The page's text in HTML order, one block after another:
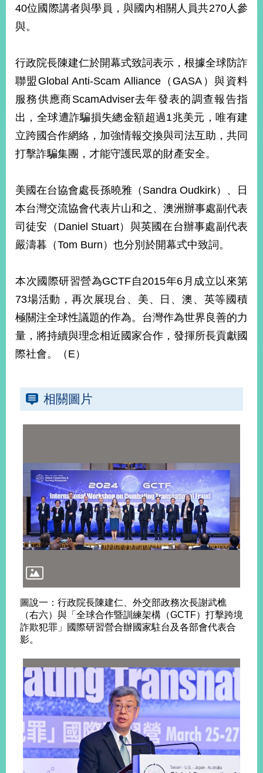
照
回
頁
網
站
導
覽
關
於
本
部
新
聞
心
外
交
資
訊
國
與
地
國
服
務
關
站
部
長
信
箱
粉
絲
專
頁
Instagram
X平台
(原推特)
40位國際講者與學員，與國內相關人員共270人參
與。
行政院長陳建仁於開幕式致詞表示，根據全球防詐
聯盟Global Anti-Scam Alliance（GASA）與資料
服務供應商ScamAdviser去年發表的調查報告指
出，全球遭詐騙損失總金額超過1兆美元，唯有建
立跨國合作網絡，加強情報交換與司法互助，共同
打擊詐騙集團，才能守護民眾的財產安全。
美國在台協會處長孫曉雅（Sandra Oudkirk）、日
本台灣交流協會代表片山和之、澳洲辦事處副代表
司徒安（Daniel Stuart）與英國在台辦事處副代表
嚴濤暮（Tom Burn）也分別於開幕式中致詞。
本次國際研習營為GCTF自2015年6月成立以來第
73場活動，再次展現台、美、日、澳、英等國積
極關注全球性議題的作為。台灣作為世界良善的力
量，將持續與理念相近國家合作，發揮所長貢獻國
際社會。（E）
相關圖片
圖說一：行政院長陳建仁、外交部政務次長謝武樵
（右六）與「全球合作暨訓練架構（GCTF）打擊跨境
詐欺犯罪」國際研習營合辦國家駐台及各部會代表合
影。